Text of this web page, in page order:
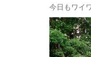
今日もワイ